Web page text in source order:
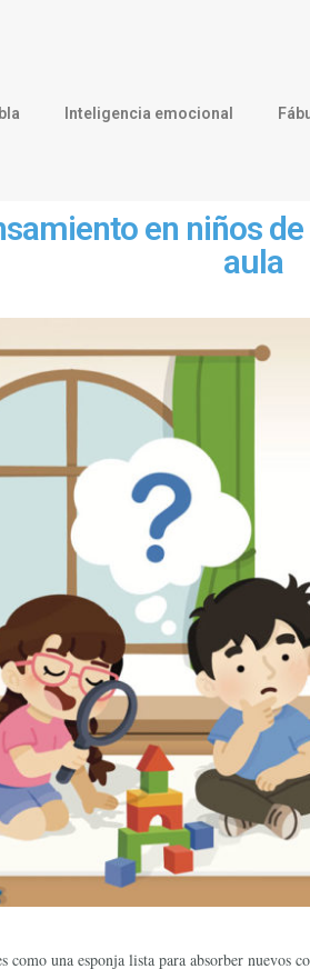
Inteligencia emocional
en niños
aula
una esponja lista para absorber nuevos